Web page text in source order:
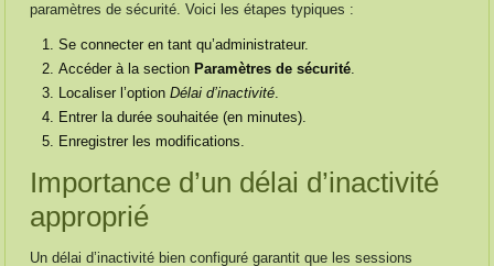
paramètres de sécurité. Voici les étapes typiques :
Se connecter en tant qu’administrateur.
Accéder à la section Paramètres de sécurité.
Localiser l’optionDélai d’inactivité.
Entrer la durée souhaitée (en minutes).
Enregistrer les modifications.
Importance d’un délai d’inactivité
approprié
Un délai d’inactivité bien configuré garantit que les sessions